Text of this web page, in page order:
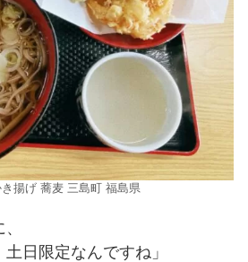
揚げ 蕎麦 三島町 福島県
土日限定なんですね」